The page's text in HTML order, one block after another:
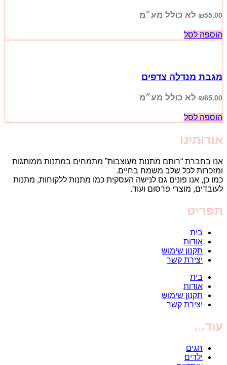
₪55.00 לא כולל מע״מ
הוספה לסל
מגבת מנדלה צדפים
₪65.00 לא כולל מע״מ
הוספה לסל
אודותינו
אנו בחברת “רותם מתנות מעוצבות” מתמחים במתנות ממותגות
ומזכרות לכל שלב משמח בחיים.
כמו כן, אנו פונים גם לנישה העסקית כמו מתנות ללקוחות, מתנות
לעובדים, מוצרי פרסום ועוד.
תפריט
בית
אודות
תקנון שימוש
יצירת קשר
בית
אודות
תקנון שימוש
יצירת קשר
עוד...
חגים
ילדים